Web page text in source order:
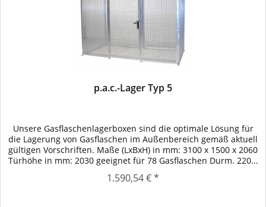
p.a.c.-Lager Typ 5
Unsere Gasflaschenlagerboxen sind die optimale Lösung für
die Lagerung von Gasflaschen im Außenbereich gemäß aktuell
gültigen Vorschriften. Maße (LxBxH) in mm: 3100 x 1500 x 2060
Türhöhe in mm: 2030 geeignet für 78 Gasflaschen Durm. 220...
1.590,54 € *